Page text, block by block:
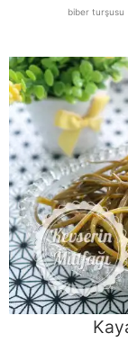
biber turşusu